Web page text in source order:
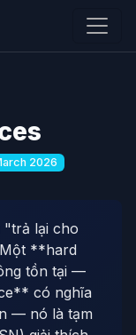
2026
"trả lại cho
**hard
tồn tại —
có nghĩa
— nó là tạm